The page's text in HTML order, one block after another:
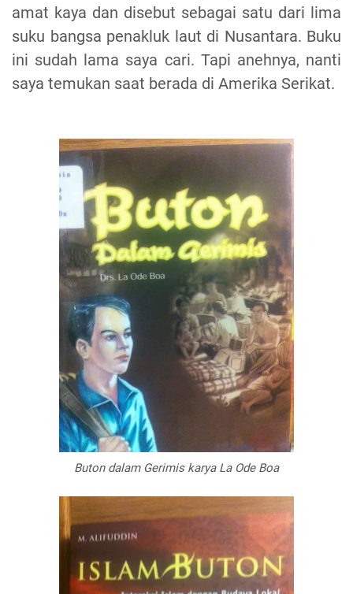
amat kaya dan disebut sebagai satu dari lima
suku bangsa penakluk laut di Nusantara. Buku
ini sudah lama saya cari. Tapi anehnya, nanti
saya temukan saat berada di Amerika Serikat.
Buton dalam Gerimis karya La Ode Boa